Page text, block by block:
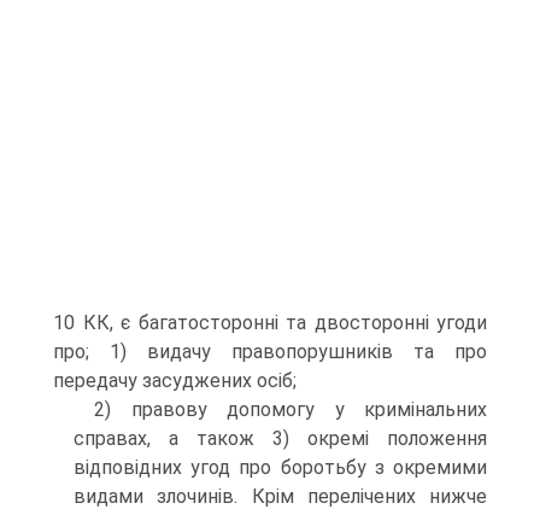
10 КК, є багатосторонні та двосторонні угоди
про; 1) видачу правопорушників та про
передачу засуджених осіб;
2) правову допомогу у кримінальних
справах, а також 3) окремі положення
відповідних угод про боротьбу з окремими
видами злочинів. Крім перелічених нижче